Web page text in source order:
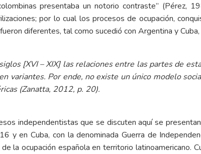
presentaba un notorio contraste” (Pérez,
por lo cual los procesos de ocupación,
diferentes, tal como sucedió con Argentina y
[XVI – XIX] las relaciones entre las partes de
variantes. Por ende, no existe un único modelo
(Zanatta, 2012, p. 20).
independentistas que se discuten aquí se
y en Cuba, con la denominada Guerra de
la ocupación española en territorio latinoamericano.